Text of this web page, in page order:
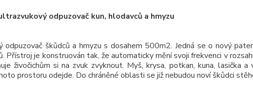
odpuzovač kun, hlodavců a hmyzu
odpuzovač škůdců a hmyzu s dosahem 500m2. Jedná se o nový
Přístroj je konstruován tak, že automaticky mění svoji frekvenci v
živočichům si na zvuk zvyknout. Myš, krysa, potkan, kuna, lasička
prostoru odejde. Do chráněné oblasti se již nebudou noví škůdci